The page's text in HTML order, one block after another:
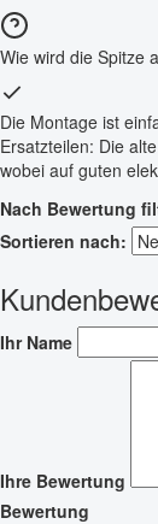
Wie wird die Spitze
Die Montage ist
Ersatzteilen: Die
wobei auf guten
Nach Bewertung
Sortieren nach:
Ihr Name
Ihre Bewertung
Bewertung